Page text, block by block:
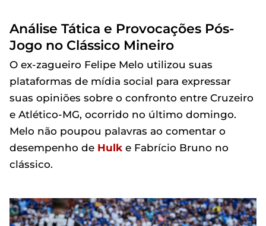
Análise Tática e Provocações Pós-
Jogo no Clássico Mineiro
O ex-zagueiro Felipe Melo utilizou suas
plataformas de mídia social para expressar
suas opiniões sobre o confronto entre Cruzeiro
e Atlético-MG, ocorrido no último domingo.
Melo não poupou palavras ao comentar o
desempenho de Hulk e Fabrício Bruno no
clássico.